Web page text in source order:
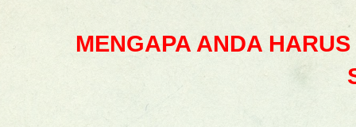
MENGAPA ANDA